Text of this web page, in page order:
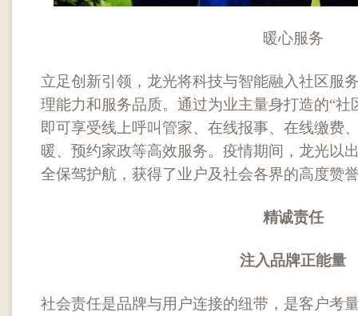
暖心服务
立足创新引领，龙光将科技与智能融入社区服
理能力和服务品质。通过为业主量身打造的“社
即可享受线上呼叫管家、在线报事、在线缴费
暖、预约家政等高效服务。疫情期间，龙光以
全保驾护航，获得了业户及社会各界的高度赞
精诚责任
注入品牌正能量
社会责任是品牌与用户连接的纽带，是客户考